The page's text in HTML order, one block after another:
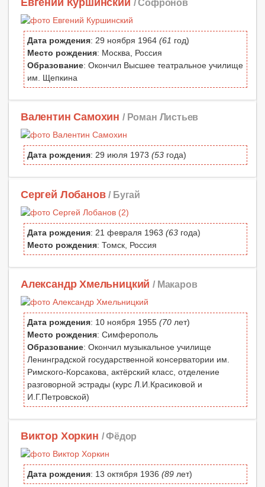
Евгений Куршинский / Софронов
Дата рождения: 29 ноября 1964 (61 год)
Место рождения: Москва, Россия
Образование: Окончил Высшее театральное училище
им. Щепкина
Валентин Самохин / Роман Листьев
Дата рождения: 29 июля 1973 (53 года)
Сергей Лобанов / Бугай
Дата рождения: 21 февраля 1963 (63 года)
Место рождения: Томск, Россия
Александр Хмельницкий / Макаров
Дата рождения: 10 ноября 1955 (70 лет)
Место рождения: Симферополь
Образование: Окончил музыкальное училище
Ленинградской государственной консерватории им.
Римского-Корсакова, актёрский класс, отделение
разговорной эстрады (курс Л.И.Красиковой и
И.Г.Петровской)
Виктор Хоркин / Фёдор
Дата рождения: 13 октября 1936 (89 лет)